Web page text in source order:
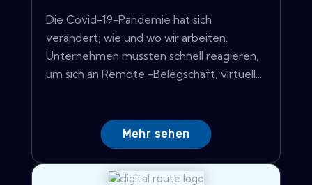
Die Covid-19-Pandemie hat sich
verändert, wie und wo wir arbeiten.
Unternehmen mussten schnell reagieren,
um sich an Remote -Belegschaft, virtuell...
Mehr sehen